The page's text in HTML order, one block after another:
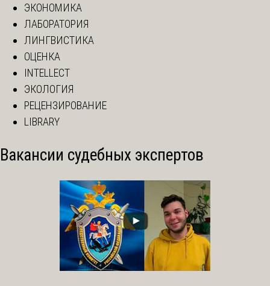
ЭКОНОМИКА
ЛАБОРАТОРИЯ
ЛИНГВИСТИКА
ОЦЕНКА
INTELLECT
ЭКОЛОГИЯ
РЕЦЕНЗИРОВАНИЕ
LIBRARY
Вакансии судебных экспертов